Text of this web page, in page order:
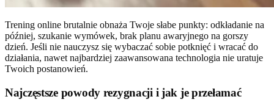
Trening online brutalnie obnaża Twoje słabe punkty: odkładanie na
później, szukanie wymówek, brak planu awaryjnego na gorszy
dzień. Jeśli nie nauczysz się wybaczać sobie potknięć i wracać do
działania, nawet najbardziej zaawansowana technologia nie uratuje
Twoich postanowień.
Najczęstsze powody rezygnacji i jak je przełamać